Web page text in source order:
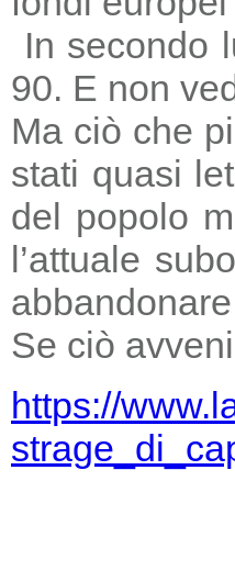
In secondo
90. E non
Ma ciò che
stati quasi
del popolo
l’attuale
Se ciò
https://